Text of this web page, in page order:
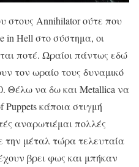
στους Annihilator ούτε που
Hell στο σύστημα, οι
ποτέ. Ωραίοι πάντως εδώ
τον ωραίο τους δυναμικό
Θέλω να δω και Metallica να
κάποια στιγμή
αναρωτιέμαι πολλές
μέταλ τώρα τελευταία
βρει φως και μπήκαν